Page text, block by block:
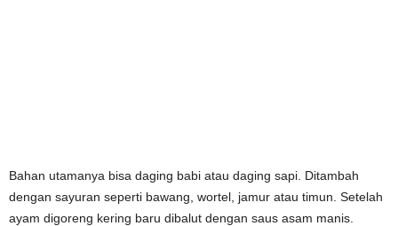
Bahan utamanya bisa daging babi atau daging sapi. Ditambah
dengan sayuran seperti bawang, wortel, jamur atau timun. Setelah
ayam digoreng kering baru dibalut dengan saus asam manis.